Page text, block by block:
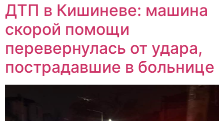
ДТП в Кишиневе: машина
скорой помощи
перевернулась от удара,
пострадавшие в больнице